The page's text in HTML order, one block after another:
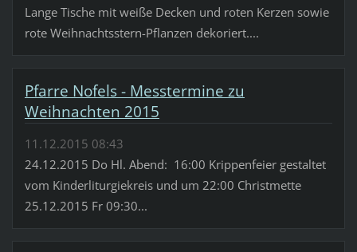
Lange Tische mit weiße Decken und roten Kerzen sowie
rote Weihnachtsstern-Pflanzen dekoriert....
Pfarre Nofels - Messtermine zu
Weihnachten 2015
11.12.2015 08:43
24.12.2015 Do Hl. Abend: 16:00 Krippenfeier gestaltet
vom Kinderliturgiekreis und um 22:00 Christmette
25.12.2015 Fr 09:30...